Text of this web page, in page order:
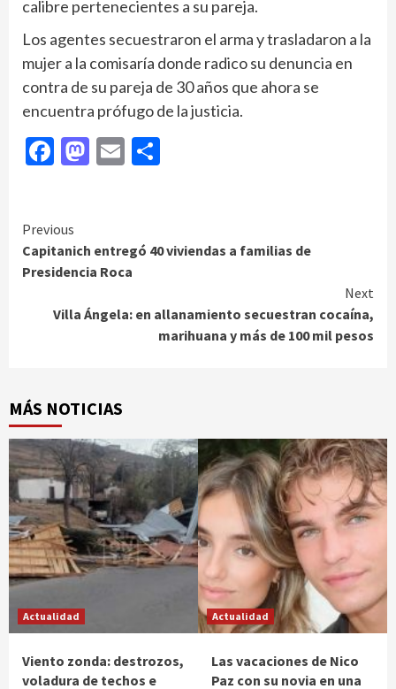
calibre pertenecientes a su pareja.
Los agentes secuestraron el arma y trasladaron a la
mujer a la comisaría donde radico su denuncia en
contra de su pareja de 30 años que ahora se
encuentra prófugo de la justicia.
Facebook
Mastodon
Email
Continue
Reading
Previous
Capitanich entregó 40 viviendas a familias de
Presidencia Roca
Next
Villa Ángela: en allanamiento secuestran cocaína,
marihuana y más de 100 mil pesos
MÁS NOTICIAS
Actualidad
Viento zonda: destrozos,
voladura de techos e
Actualidad
Las vacaciones de Nico
Paz con su novia en una